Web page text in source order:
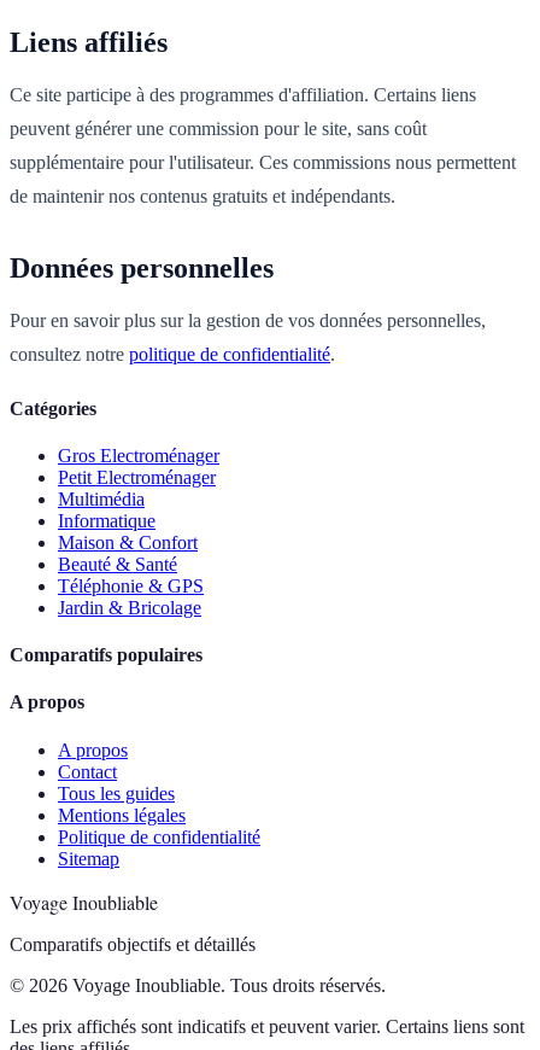
Liens affiliés
Ce site participe à des programmes d'affiliation. Certains liens
peuvent générer une commission pour le site, sans coût
supplémentaire pour l'utilisateur. Ces commissions nous permettent
de maintenir nos contenus gratuits et indépendants.
Données personnelles
Pour en savoir plus sur la gestion de vos données personnelles,
consultez notre politique de confidentialité.
Catégories
Gros Electroménager
Petit Electroménager
Multimédia
Informatique
Maison & Confort
Beauté & Santé
Téléphonie & GPS
Jardin & Bricolage
Comparatifs populaires
A propos
A propos
Contact
Tous les guides
Mentions légales
Politique de confidentialité
Sitemap
Voyage Inoubliable
Comparatifs objectifs et détaillés
© 2026 Voyage Inoubliable. Tous droits réservés.
Les prix affichés sont indicatifs et peuvent varier. Certains liens sont